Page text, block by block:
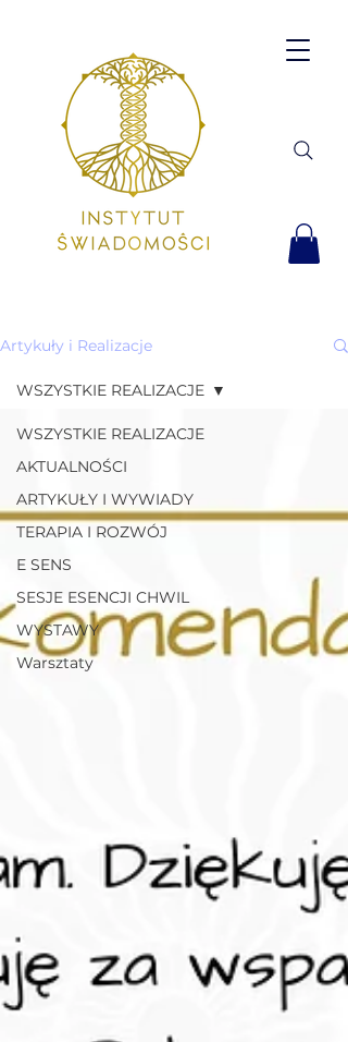
Artykuły i Realizacje
WSZYSTKIE REALIZACJE
AKTUALNOŚCI
ARTYKUŁY I WYWIADY
TERAPIA I ROZWÓJ
E SENS
SESJE ESENCJI CHWIL
WYSTAWY
Warsztaty
WSZYSTKIE REALIZACJE